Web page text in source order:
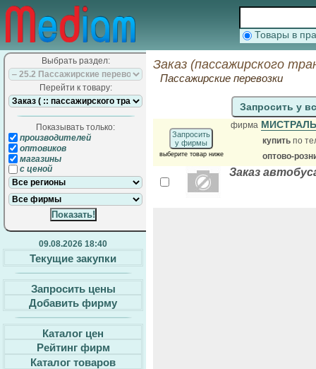
Товары в
Выбрать раздел:
Перейти к товару:
Показывать только:
производителей
оптовиков
магазины
с ценой
09.08.2026 18:40
Текущие закупки
Запросить цены
Добавить фирму
Каталог цен
Рейтинг фирм
Каталог товаров
Заказ (пассажирского
Пассажирские перевозки
Запросить у
Запросить
у фирмы
выберите товар ниже
фирма
купить по
оптово-
Заказ